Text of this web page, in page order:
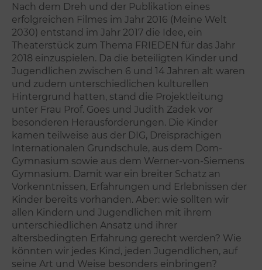
Nach dem Dreh und der Publikation eines
erfolgreichen Filmes im Jahr 2016 (Meine Welt
2030) entstand im Jahr 2017 die Idee, ein
Theaterstück zum Thema FRIEDEN für das Jahr
2018 einzuspielen. Da die beteiligten Kinder und
Jugendlichen zwischen 6 und 14 Jahren alt waren
und zudem unterschiedlichen kulturellen
Hintergrund hatten, stand die Projektleitung
unter Frau Prof. Goes und Judith Zadek vor
besonderen Herausforderungen. Die Kinder
kamen teilweise aus der DIG, Dreisprachigen
Internationalen Grundschule, aus dem Dom-
Gymnasium sowie aus dem Werner-von-Siemens
Gymnasium. Damit war ein breiter Schatz an
Vorkenntnissen, Erfahrungen und Erlebnissen der
Kinder bereits vorhanden. Aber: wie sollten wir
allen Kindern und Jugendlichen mit ihrem
unterschiedlichen Ansatz und ihrer
altersbedingten Erfahrung gerecht werden? Wie
könnten wir jedes Kind, jeden Jugendlichen, auf
seine Art und Weise besonders einbringen?